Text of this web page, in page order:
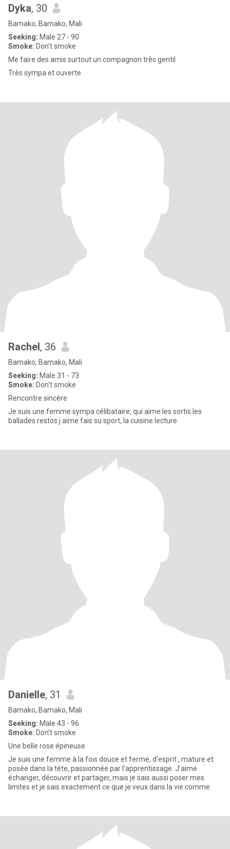
Dyka, 30
Bamako, Bamako, Mali
Seeking: Male 27 - 90
Smoke: Don't smoke
Me faire des amis surtout un compagnon très gentil
Très sympa et ouverte
Rachel, 36
Bamako, Bamako, Mali
Seeking: Male 31 - 73
Smoke: Don't smoke
Rencontre sincère
Je suis une femme sympa célibataire, qui aime les sortis les
ballades restos j aime fais su sport, la cuisine lecture
Danielle, 31
Bamako, Bamako, Mali
Seeking: Male 43 - 96
Smoke: Don't smoke
Une belle rose épineuse
Je suis une femme à la fois douce et ferme, d’esprit , mature et
posée dans la tête, passionnée par l’apprentissage. J’aime
échanger, découvrir et partager, mais je sais aussi poser mes
limites et je sais exactement ce que je veux dans la vie comme